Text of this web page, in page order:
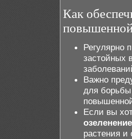
Как
Регулярно
застойных
Важно
для
Если вы
озеленение
растения и